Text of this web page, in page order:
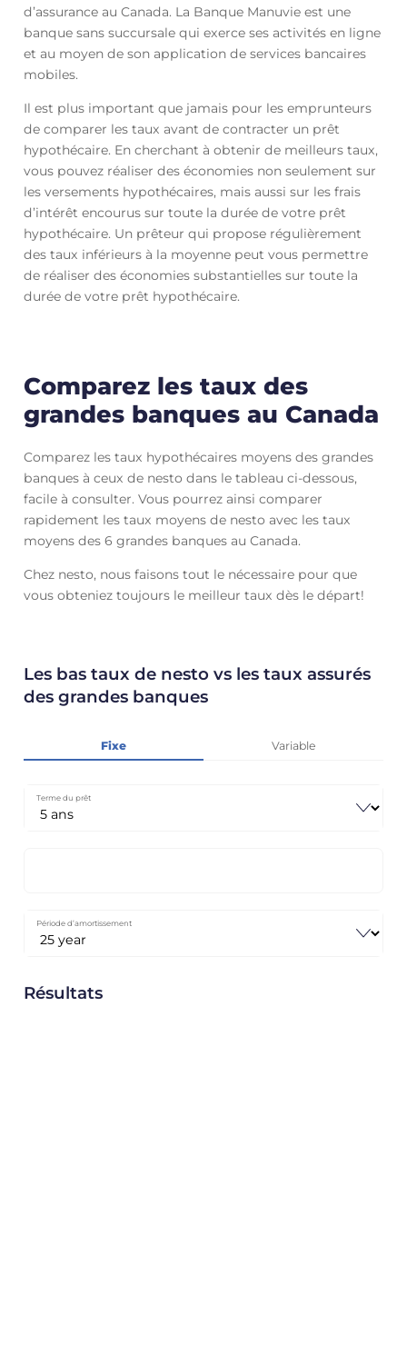
d’assurance au Canada. La Banque Manuvie est une
banque sans succursale qui exerce ses activités en ligne
et au moyen de son application de services bancaires
mobiles.
Il est plus important que jamais pour les emprunteurs
de comparer les taux avant de contracter un prêt
hypothécaire. En cherchant à obtenir de meilleurs taux,
vous pouvez réaliser des économies non seulement sur
les versements hypothécaires, mais aussi sur les frais
d’intérêt encourus sur toute la durée de votre prêt
hypothécaire. Un prêteur qui propose régulièrement
des taux inférieurs à la moyenne peut vous permettre
de réaliser des économies substantielles sur toute la
durée de votre prêt hypothécaire.
Comparez les taux des
grandes banques au Canada
Comparez les taux hypothécaires moyens des grandes
banques à ceux de nesto dans le tableau ci-dessous,
facile à consulter. Vous pourrez ainsi comparer
rapidement les taux moyens de nesto avec les taux
moyens des 6 grandes banques au Canada.
Chez nesto, nous faisons tout le nécessaire pour que
vous obteniez toujours le meilleur taux dès le départ!
Les bas taux de nesto vs les taux assurés
des grandes banques
Fixe Variable
Terme du prêt
Période d’amortissement
Résultats